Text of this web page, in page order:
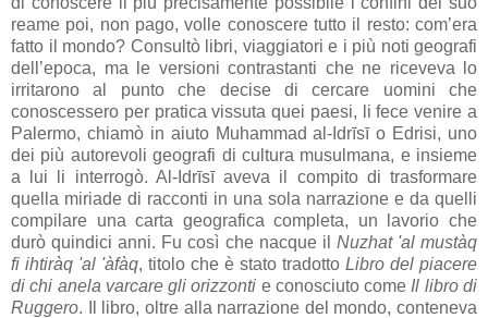
reame poi, non pago, volle conoscere tutto il resto: com’era
fatto il mondo? Consultò libri, viaggiatori e i più noti geografi
dell’epoca, ma le versioni contrastanti che ne riceveva lo
irritarono al punto che decise di cercare uomini che
conoscessero per pratica vissuta quei paesi, li fece venire a
Palermo, chiamò in aiuto Muhammad al-Idrīsī o Edrisi, uno
dei più autorevoli geografi di cultura musulmana, e insieme
a lui li interrogò. Al-Idrīsī aveva il compito di trasformare
quella miriade di racconti in una sola narrazione e da quelli
compilare una carta geografica completa, un lavorio che
durò quindici anni. Fu così che nacque il Nuzhat 'al mustàq
fi ihtiràq 'al 'àfàq, titolo che è stato tradotto Libro del piacere
di chi anela varcare gli orizzonti e conosciuto come Il libro di
Ruggero. Il libro, oltre alla narrazione del mondo, conteneva